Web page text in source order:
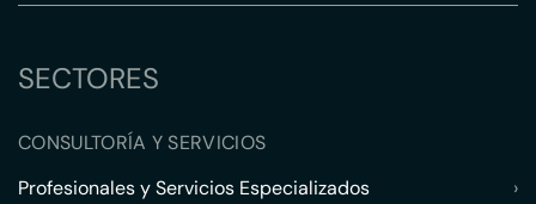
SECTORES
CONSULTORÍA Y SERVICIOS
Profesionales y Servicios Especializados
›